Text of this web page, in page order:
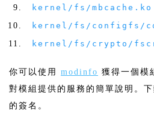
kernel / fs / mbcache . ko
kernel / fs / configfs /
kernel / fs / crypto /
你可以使用 modinfo 獲得一個模
對模組提供的服務的簡單說明。
的簽名。